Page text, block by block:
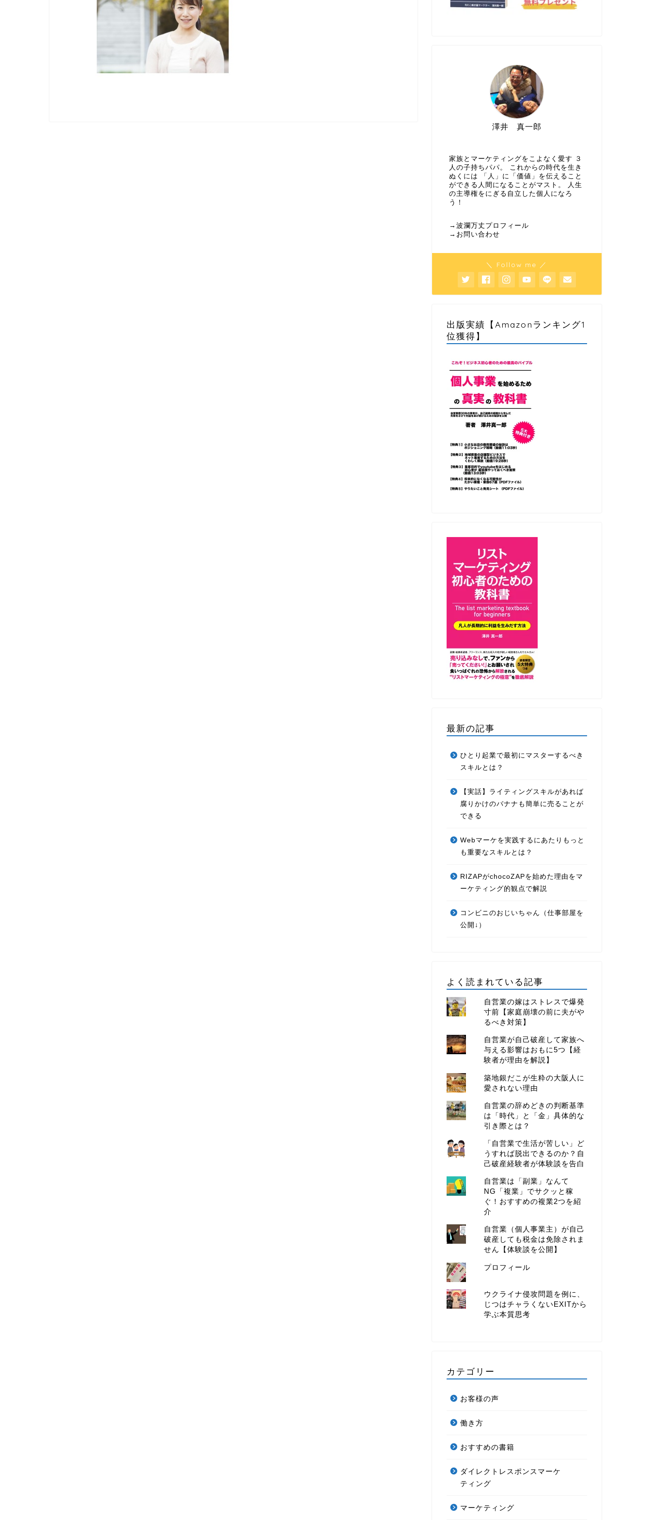
澤井 真一郎
家族とマーケティングをこよなく愛す ３
人の子持ちパパ。 これからの時代を生き
ぬくには 「人」に「価値」を伝えること
ができる人間になることがマスト。 人生
の主導権をにぎる自立した個人になろ
う！
→波瀾万丈プロフィール
→お問い合わせ
＼ Follow me ／
出版実績【Amazonランキング1
位獲得】
最新の記事
ひとり起業で最初にマスターするべき
スキルとは？
【実話】ライティングスキルがあれば
腐りかけのバナナも簡単に売ることが
できる
Webマーケを実践するにあたりもっと
も重要なスキルとは？
RIZAPがchocoZAPを始めた理由をマ
ーケティング的観点で解説
コンビニのおじいちゃん（仕事部屋を
公開↓）
よく読まれている記事
自営業の嫁はストレスで爆発
寸前【家庭崩壊の前に夫がや
るべき対策】
自営業が自己破産して家族へ
与える影響はおもに5つ【経
験者が理由を解説】
築地銀だこが生粋の大阪人に
愛されない理由
自営業の辞めどきの判断基準
は「時代」と「金」具体的な
引き際とは？
「自営業で生活が苦しい」ど
うすれば脱出できるのか？自
己破産経験者が体験談を告白
自営業は「副業」なんて
NG「複業」でサクッと稼
ぐ！おすすめの複業2つを紹
介
自営業（個人事業主）が自己
破産しても税金は免除されま
せん【体験談を公開】
プロフィール
ウクライナ侵攻問題を例に、
じつはチャラくないEXITから
学ぶ本質思考
カテゴリー
お客様の声
働き方
おすすめの書籍
ダイレクトレスポンスマーケ
ティング
マーケティング